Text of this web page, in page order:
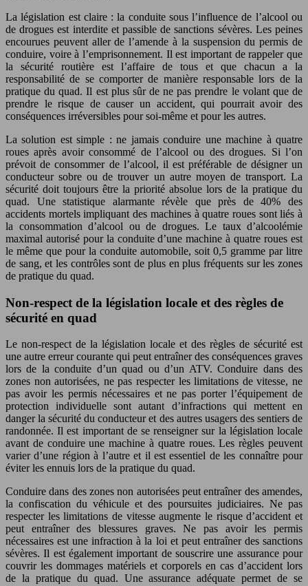
La législation est claire : la conduite sous l’influence de l’alcool ou
de drogues est interdite et passible de sanctions sévères. Les peines
encourues peuvent aller de l’amende à la suspension du permis de
conduire, voire à l’emprisonnement. Il est important de rappeler que
la sécurité routière est l’affaire de tous et que chacun a la
responsabilité de se comporter de manière responsable lors de la
pratique du quad. Il est plus sûr de ne pas prendre le volant que de
prendre le risque de causer un accident, qui pourrait avoir des
conséquences irréversibles pour soi-même et pour les autres.
La solution est simple : ne jamais conduire une machine à quatre
roues après avoir consommé de l’alcool ou des drogues. Si l’on
prévoit de consommer de l’alcool, il est préférable de désigner un
conducteur sobre ou de trouver un autre moyen de transport. La
sécurité doit toujours être la priorité absolue lors de la pratique du
quad. Une statistique alarmante révèle que près de 40% des
accidents mortels impliquant des machines à quatre roues sont liés à
la consommation d’alcool ou de drogues. Le taux d’alcoolémie
maximal autorisé pour la conduite d’une machine à quatre roues est
le même que pour la conduite automobile, soit 0,5 gramme par litre
de sang, et les contrôles sont de plus en plus fréquents sur les zones
de pratique du quad.
Non-respect de la législation locale et des règles de
sécurité en quad
Le non-respect de la législation locale et des règles de sécurité est
une autre erreur courante qui peut entraîner des conséquences graves
lors de la conduite d’un quad ou d’un ATV. Conduire dans des
zones non autorisées, ne pas respecter les limitations de vitesse, ne
pas avoir les permis nécessaires et ne pas porter l’équipement de
protection individuelle sont autant d’infractions qui mettent en
danger la sécurité du conducteur et des autres usagers des sentiers de
randonnée. Il est important de se renseigner sur la législation locale
avant de conduire une machine à quatre roues. Les règles peuvent
varier d’une région à l’autre et il est essentiel de les connaître pour
éviter les ennuis lors de la pratique du quad.
Conduire dans des zones non autorisées peut entraîner des amendes,
la confiscation du véhicule et des poursuites judiciaires. Ne pas
respecter les limitations de vitesse augmente le risque d’accident et
peut entraîner des blessures graves. Ne pas avoir les permis
nécessaires est une infraction à la loi et peut entraîner des sanctions
sévères. Il est également important de souscrire une assurance pour
couvrir les dommages matériels et corporels en cas d’accident lors
de la pratique du quad. Une assurance adéquate permet de se